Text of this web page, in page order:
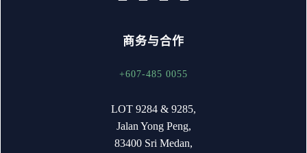
商务与合作
+607-485 0055
LOT 9284 & 9285,
Jalan Yong Peng,
83400 Sri Medan,